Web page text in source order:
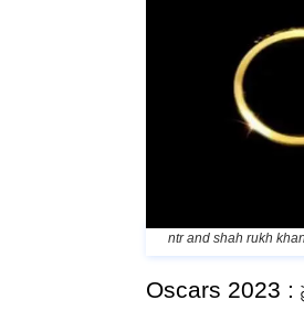
ntr and shah rukh khan
Oscars 2023 :